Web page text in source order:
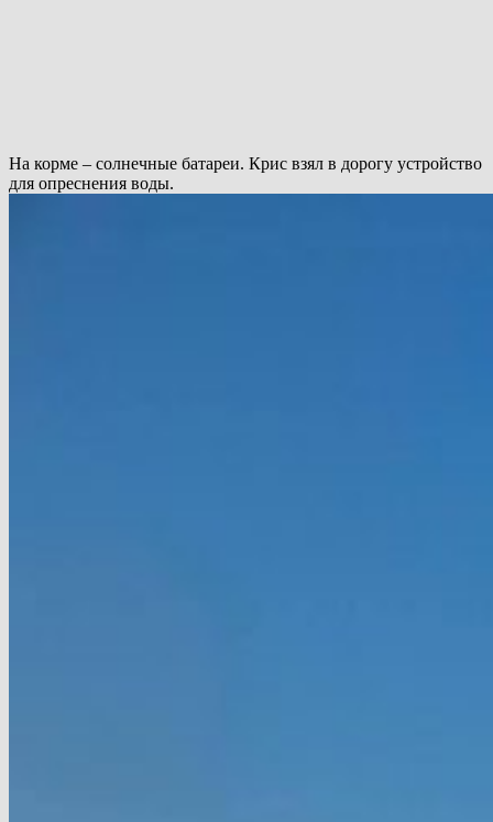
На корме – солнечные батареи. Крис взял в дорогу устройство
для опреснения воды.